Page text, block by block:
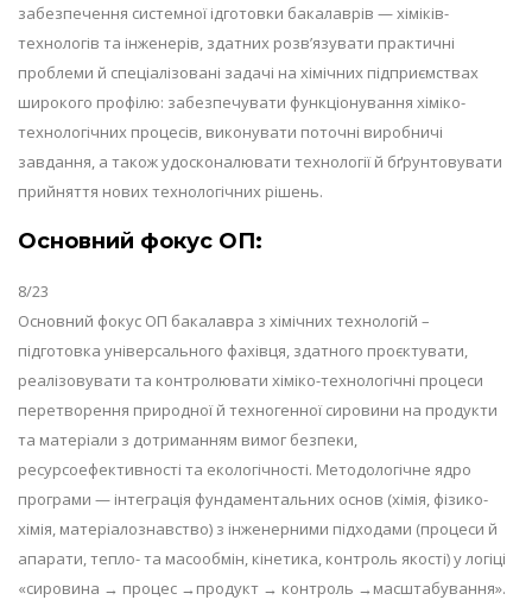
забезпечення системної ідготовки бакалаврів — хіміків-
технологів та інженерів, здатних розв’язувати практичні
проблеми й спеціалізовані задачі на хімічних підприємствах
широкого профілю: забезпечувати функціонування хіміко-
технологічних процесів, виконувати поточні виробничі
завдання, а також удосконалювати технології й бґрунтовувати
прийняття нових технологічних рішень.
Основний фокус ОП:
8/23
Основний фокус ОП бакалавра з хімічних технологій –
підготовка універсального фахівця, здатного проєктувати,
реалізовувати та контролювати хіміко-технологічні процеси
перетворення природної й техногенної сировини на продукти
та матеріали з дотриманням вимог безпеки,
ресурсоефективності та екологічності. Методологічне ядро
програми — інтеграція фундаментальних основ (хімія, фізико-
хімія, матеріалознавство) з інженерними підходами (процеси й
апарати, тепло- та масообмін, кінетика, контроль якості) у логіці
«сировина → процес →продукт → контроль →масштабування».